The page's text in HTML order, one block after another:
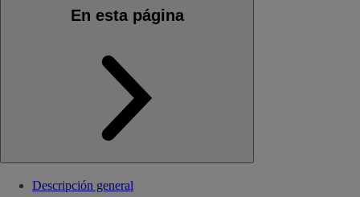
En esta página
Descripción general